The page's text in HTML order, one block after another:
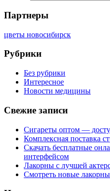
Партнеры
цветы новосибирск
Рубрики
Без рубрики
Интересное
Новости медицины
Свежие записи
Сигареты оптом —
Комплексная поставка
Скачать бесплатные
интерфейсом
Лакорны с лучшей
Смотреть новые